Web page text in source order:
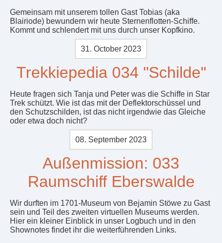
Gemeinsam mit unserem tollen Gast Tobias (aka
Blairiode) bewundern wir heute Sternenflotten-Schiffe.
Kommt und schlendert mit uns durch unser Kopfkino.
31. October 2023
Trekkiepedia 034 "Schilde"
Heute fragen sich Tanja und Peter was die Schiffe in Star
Trek schützt. Wie ist das mit der Deflektorschüssel und
den Schutzschilden, ist das nicht irgendwie das Gleiche
oder etwa doch nicht?
08. September 2023
Außenmission: 033
Raumschiff Eberswalde
Wir durften im 1701-Museum von Bejamin Stöwe zu Gast
sein und Teil des zweiten virtuellen Museums werden.
Hier ein kleiner Einblick in unser Logbuch und in den
Shownotes findet ihr die weiterführenden Links.